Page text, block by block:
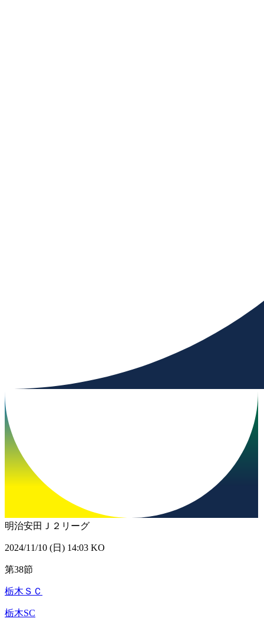
明治安田Ｊ２リーグ
2024/11/10 (日) 14:03 KO
第38節
栃木ＳＣ
栃木SC